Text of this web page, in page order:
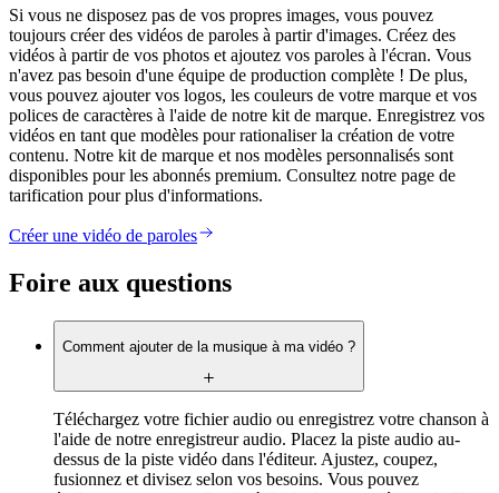
Si vous ne disposez pas de vos propres images, vous pouvez
toujours créer des vidéos de paroles à partir d'images. Créez des
vidéos à partir de vos photos et ajoutez vos paroles à l'écran. Vous
n'avez pas besoin d'une équipe de production complète ! De plus,
vous pouvez ajouter vos logos, les couleurs de votre marque et vos
polices de caractères à l'aide de notre kit de marque. Enregistrez vos
vidéos en tant que modèles pour rationaliser la création de votre
contenu. Notre kit de marque et nos modèles personnalisés sont
disponibles pour les abonnés premium. Consultez notre page de
tarification pour plus d'informations.
Créer une vidéo de paroles
Foire aux questions
Comment ajouter de la musique à ma vidéo ?
Téléchargez votre fichier audio ou enregistrez votre chanson à
l'aide de notre enregistreur audio. Placez la piste audio au-
dessus de la piste vidéo dans l'éditeur. Ajustez, coupez,
fusionnez et divisez selon vos besoins. Vous pouvez